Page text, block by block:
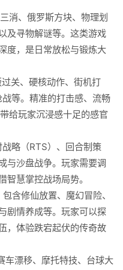
消、俄罗斯方块、物理划
及寻物解谜等。这类游戏
度，是日常放松与锻炼大
关、硬核动作、街机打
等。精准的打击感、流畅
给玩家沉浸感十足的感官
略（RTS）、回合制策
与沙盘战争。玩家需要调
智慧掌控战场局势。
包含修仙放置、魔幻冒险、
剧情养成等。玩家可以探
，体验跌宕起伏的传奇故
车漂移、摩托特技、台球大